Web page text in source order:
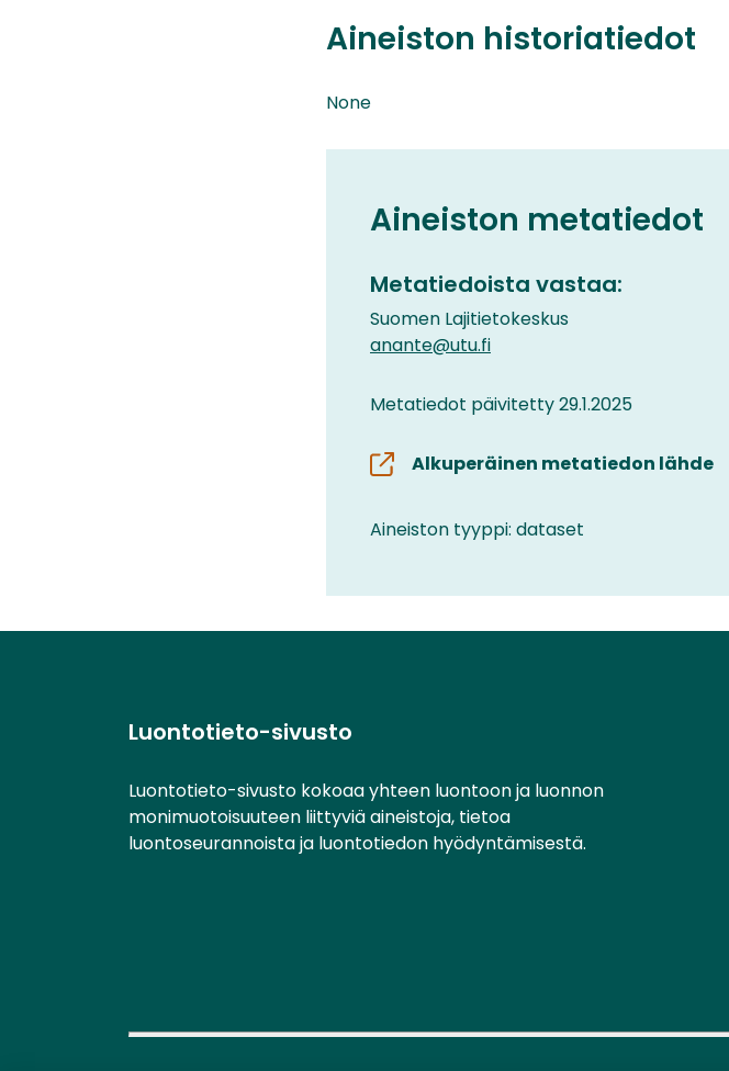
Aineiston historiatiedot
None
Aineiston metatiedot
Metatiedoista vastaa:
Suomen Lajitietokeskus
anante@utu.fi
Metatiedot päivitetty 29.1.2025
Alkuperäinen metatiedon lähde
Aineiston tyyppi: dataset
Luontotieto-sivusto
Luontotieto-sivusto kokoaa yhteen luontoon ja luonnon
monimuotoisuuteen liittyviä aineistoja, tietoa
luontoseurannoista ja luontotiedon hyödyntämisestä.